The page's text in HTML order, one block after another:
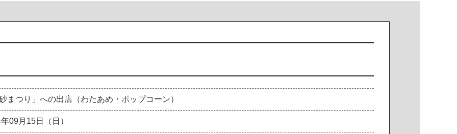
まつり」への出店（わたあめ・ポップコーン）
09月15日（日）